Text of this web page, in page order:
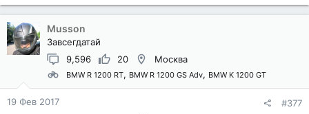
Musson
Завсегдатай
9,596
20 Москва
BMW R 1200 RT BMW R 1200 GS Adv BMW K 1200 GT
19 Фев 2017 #377